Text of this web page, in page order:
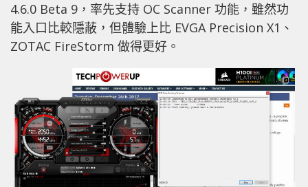
4.6.0 Beta 9，率先支持 OC Scanner 功能，雖然功
能入口比較隱蔽，但體驗上比 EVGA Precision X1、
ZOTAC FireStorm 做得更好。